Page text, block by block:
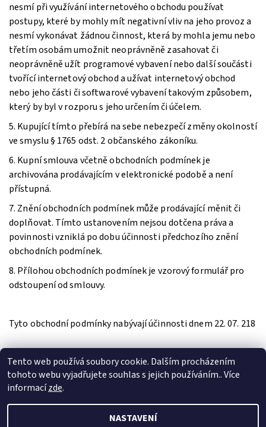
nesmí při využívání internetového obchodu používat
postupy, které by mohly mít negativní vliv na jeho provoz a
nesmí vykonávat žádnou činnost, která by mohla jemu nebo
třetím osobám umožnit neoprávněně zasahovat či
neoprávněně užít programové vybavení nebo další součásti
tvořící internetový obchod a užívat internetový obchod
nebo jeho části či softwarové vybavení takovým způsobem,
který by byl v rozporu s jeho určením či účelem.
5. Kupující tímto přebírá na sebe nebezpečí změny okolností
ve smyslu § 1765 odst. 2 občanského zákoníku.
6. Kupní smlouva včetně obchodních podmínek je
archivována prodávajícím v elektronické podobě a není
přístupná.
7. Znění obchodních podmínek může prodávající měnit či
doplňovat. Tímto ustanovením nejsou dotčena práva a
povinnosti vzniklá po dobu účinnosti předchozího znění
obchodních podmínek.
8. Přílohou obchodních podmínek je vzorový formulář pro
odstoupení od smlouvy.
Tyto obchodní podmínky nabývají účinnosti dnem 22. 07. 218
Tento web používá soubory cookie. Dalším procházením
tohoto webu vyjadřujete souhlas s jejich používáním.. Více
informacízde.
NASTAVENÍ